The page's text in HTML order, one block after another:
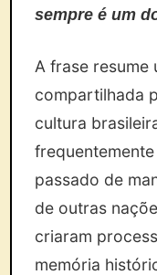
sempre é um
A frase resume
compartilhada
cultura
passado de
de outras
criaram
memória